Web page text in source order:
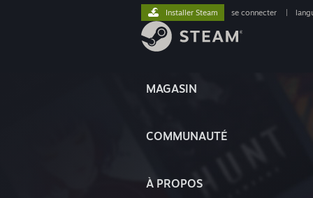
MAGASIN
COMMUNAUTÉ
À PROPOS
Installer Steam se connecter